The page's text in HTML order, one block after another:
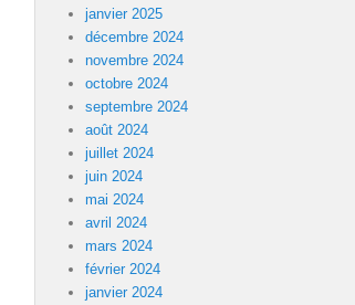
janvier 2025
décembre 2024
novembre 2024
octobre 2024
septembre 2024
août 2024
juillet 2024
juin 2024
mai 2024
avril 2024
mars 2024
février 2024
janvier 2024